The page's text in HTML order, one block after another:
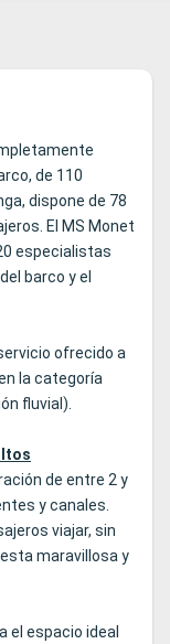
de 110
dispone de 78
El MS Monet
especialistas
barco y el
ofrecido a
la categoría
fluvial).
de entre 2 y
y canales.
viajar, sin
maravillosa y
el espacio ideal